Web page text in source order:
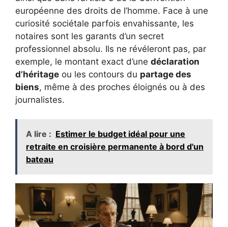
européenne des droits de l’homme. Face à une
curiosité sociétale parfois envahissante, les
notaires sont les garants d’un secret
professionnel absolu. Ils ne révéleront pas, par
exemple, le montant exact d’une déclaration
d’héritage ou les contours du partage des
biens, même à des proches éloignés ou à des
journalistes.
A lire : Estimer le budget idéal pour une
retraite en croisière permanente à bord d'un
bateau